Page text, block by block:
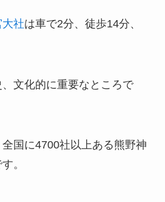
社は車で2分、徒歩14分、
文化的に重要なところで
国に4700社以上ある熊野神
。